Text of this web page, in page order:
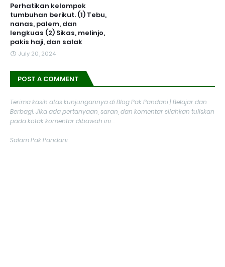
Perhatikan kelompok
tumbuhan berikut. (1) Tebu,
nanas, palem, dan
lengkuas (2) Sikas, melinjo,
pakis haji, dan salak
July 20, 2024
POST A COMMENT
Terima kasih atas kunjungannya di Blog Pak Pandani | Belajar dan
Berbagi. Jika ada pertanyaan, saran, dan komentar silahkan tuliskan
pada kotak komentar dibawah ini....
Salam Pak Pandani